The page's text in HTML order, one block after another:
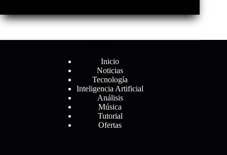
Inicio
Noticias
Tecnología
Inteligencia Artificial
Análisis
Música
Tutorial
Ofertas